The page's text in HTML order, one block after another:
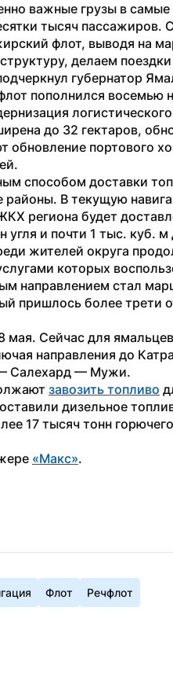
важные грузы в
тысяч пассажиров.
флот, выводя на
делаем
губернатор
пополнился восемью
до 32 гектаров,
портового
способом доставки
В текущую
региона будет
угля и почти 1 тыс. куб. м
жителей округа
которых
направлением стал
пришлось более трети
мая. Сейчас для
направления до
Салехард — Мужи.
завозить топливо
дизельное
17 тысяч тонн
«Макс».
Флот Речфлот